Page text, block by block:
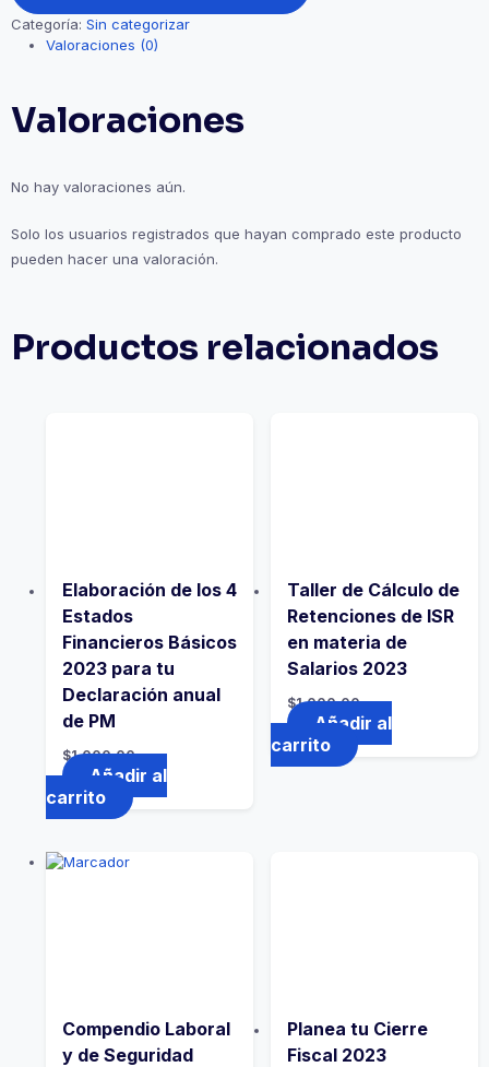
de
Personas
Físicas
Categoría: Sin categorizar
Valoraciones (0)
Valoraciones
No hay valoraciones aún.
Solo los usuarios registrados que hayan comprado este producto
pueden hacer una valoración.
Productos relacionados
Elaboración de los 4
Estados
Financieros Básicos
2023 para tu
Declaración anual
de PM
$1,000.00
Añadir al
carrito
Taller de Cálculo de
Retenciones de ISR
en materia de
Salarios 2023
$1,000.00
Añadir al
carrito
Compendio Laboral
y de Seguridad
Planea tu Cierre
Fiscal 2023